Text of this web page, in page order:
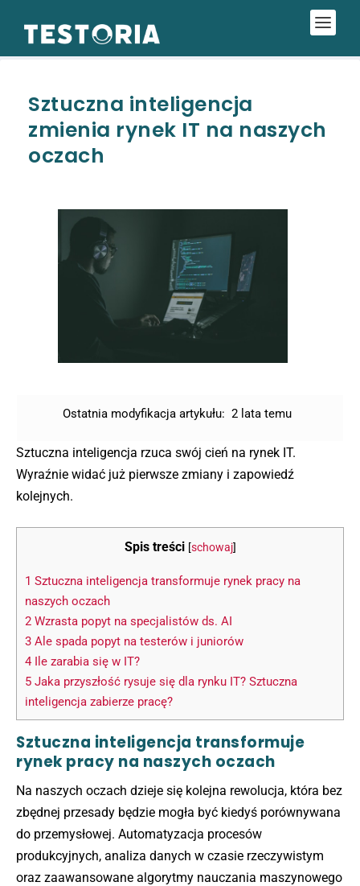
Sztuczna inteligencja
zmienia rynek IT na naszych
oczach
Ostatnia modyfikacja artykułu: 2 lata temu
Sztuczna inteligencja rzuca swój cień na rynek IT.
Wyraźnie widać już pierwsze zmiany i zapowiedź
kolejnych.
Spis treści [schowaj]
1 Sztuczna inteligencja transformuje rynek pracy na
naszych oczach
2 Wzrasta popyt na specjalistów ds. AI
3 Ale spada popyt na testerów i juniorów
4 Ile zarabia się w IT?
5 Jaka przyszłość rysuje się dla rynku IT? Sztuczna
inteligencja zabierze pracę?
Sztuczna inteligencja transformuje
rynek pracy na naszych oczach
Na naszych oczach dzieje się kolejna rewolucja, która bez
zbędnej przesady będzie mogła być kiedyś porównywana
do przemysłowej. Automatyzacja procesów
produkcyjnych, analiza danych w czasie rzeczywistym
oraz zaawansowane algorytmy nauczania maszynowego